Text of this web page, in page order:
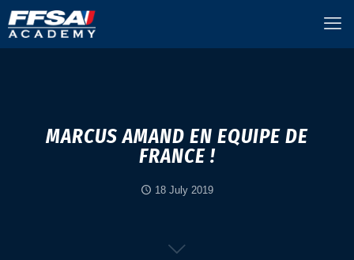
MARCUS AMAND EN EQUIPE DE
FRANCE !
18 July 2019